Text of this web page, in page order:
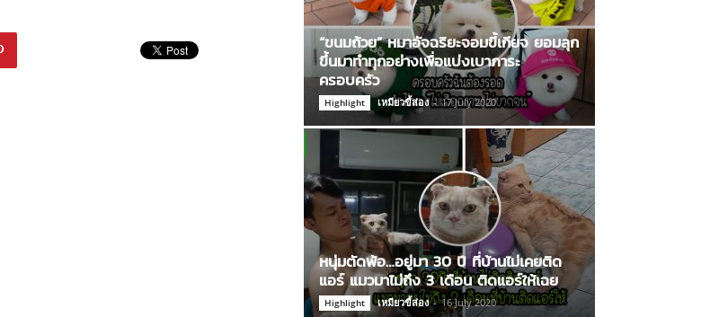
“ขนมถ้วย” หมาอัจฉริยะจอมขี้เกียจ ยอมลุก
ขึ้นมาทำทุกอย่างเพื่อแบ่งเบาภาระ
ครอบครัว
Highlight เหมียวขี้ส่อง - 17 July 2020
หนุ่มตัดพ้อ…อยู่มา 30 ปี ที่บ้านไม่เคยติด
แอร์ แมวมาไม่ถึง 3 เดือน ติดแอร์ให้เฉย
Highlight เหมียวขี้ส่อง - 16 July 2020